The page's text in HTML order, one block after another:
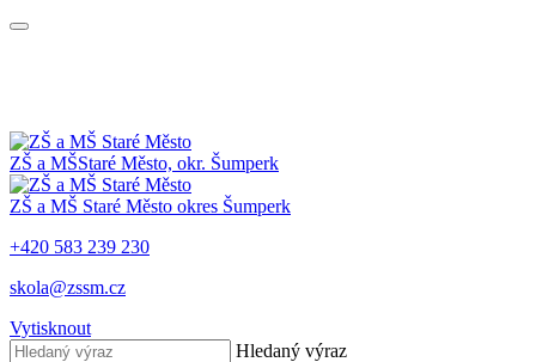
ZŠ a MŠStaré Město, okr. Šumperk
ZŠ a MŠ Staré Město okres Šumperk
+420 583 239 230
skola@zssm.cz
Vytisknout
Hledaný výraz